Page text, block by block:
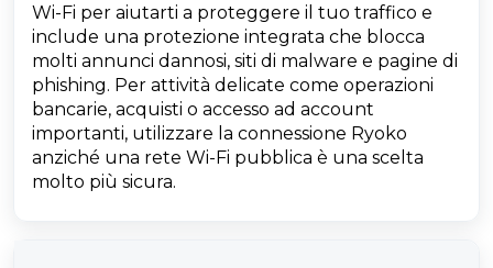
Wi-Fi per aiutarti a proteggere il tuo traffico e
include una protezione integrata che blocca
molti annunci dannosi, siti di malware e pagine di
phishing. Per attività delicate come operazioni
bancarie, acquisti o accesso ad account
importanti, utilizzare la connessione Ryoko
anziché una rete Wi-Fi pubblica è una scelta
molto più sicura.